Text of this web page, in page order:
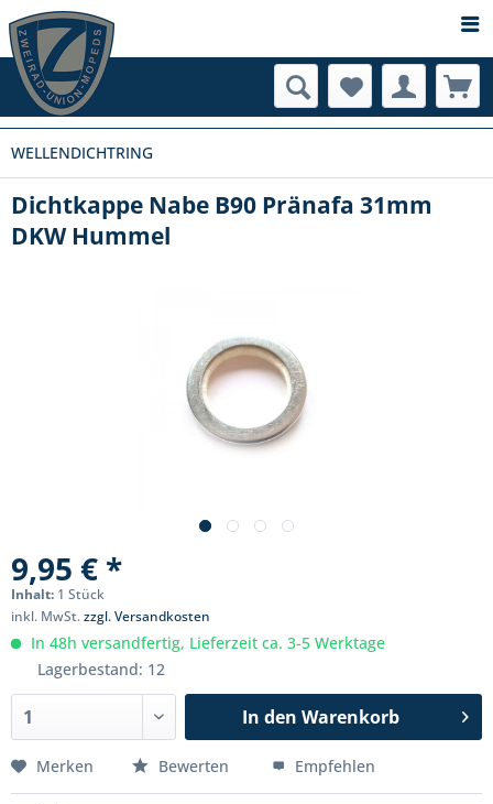
WELLENDICHTRING
Dichtkappe Nabe B90 Pränafa 31mm
DKW Hummel
9,95 € *
Inhalt: 1 Stück
inkl. MwSt.zzgl. Versandkosten
In 48h versandfertig, Lieferzeit ca. 3-5 Werktage
Lagerbestand: 12
In den Warenkorb
Merken Bewerten Empfehlen